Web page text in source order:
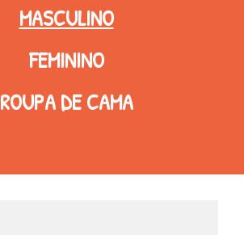
MASCULINO
FEMININO
ROUPA DE CAMA